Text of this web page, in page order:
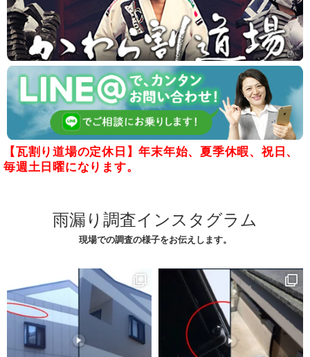
【瓦割り道場の定休日】年末年始、夏季休暇、祝日、
毎週土日曜になります。
雨漏り調査インスタグラム
現場での調査の様子をお伝えします。